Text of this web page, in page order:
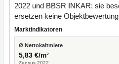
2022 und BBSR INKAR; sie
ersetzen keine
Marktindikatoren
Ø Nettokaltmiete
5,83 €/m²
Zensus 2022